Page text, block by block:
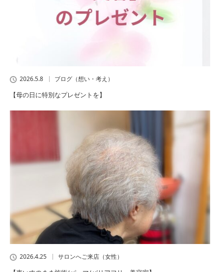
2026.5.8 ブログ（想い・考え）
【母の日に特別なプレゼントを】
2026.4.25 サロンへご来店（女性）